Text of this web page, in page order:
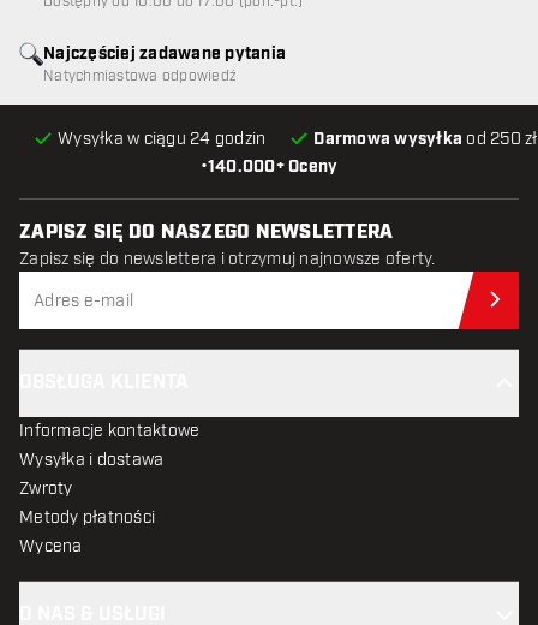
•140.000+ Oceny
Wysyłka w ciągu 24 godzin Darmowa wysyłka od 250
Najczęściej zadawane pytania
Natychmiastowa odpowiedź
ZAPISZ SIĘ DO NASZEGO NEWSLETTERA
Zapisz się do newslettera i otrzymuj najnowsze oferty.
Informacje kontaktowe
Wysyłka i dostawa
Zwroty
Metody płatności
Wycena